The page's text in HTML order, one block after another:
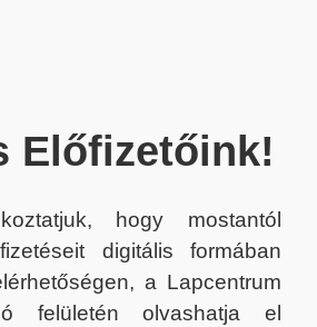
Előfizetőink!
hogy mostantól
digitális formában
a Lapcentrum
felületén olvashatja el